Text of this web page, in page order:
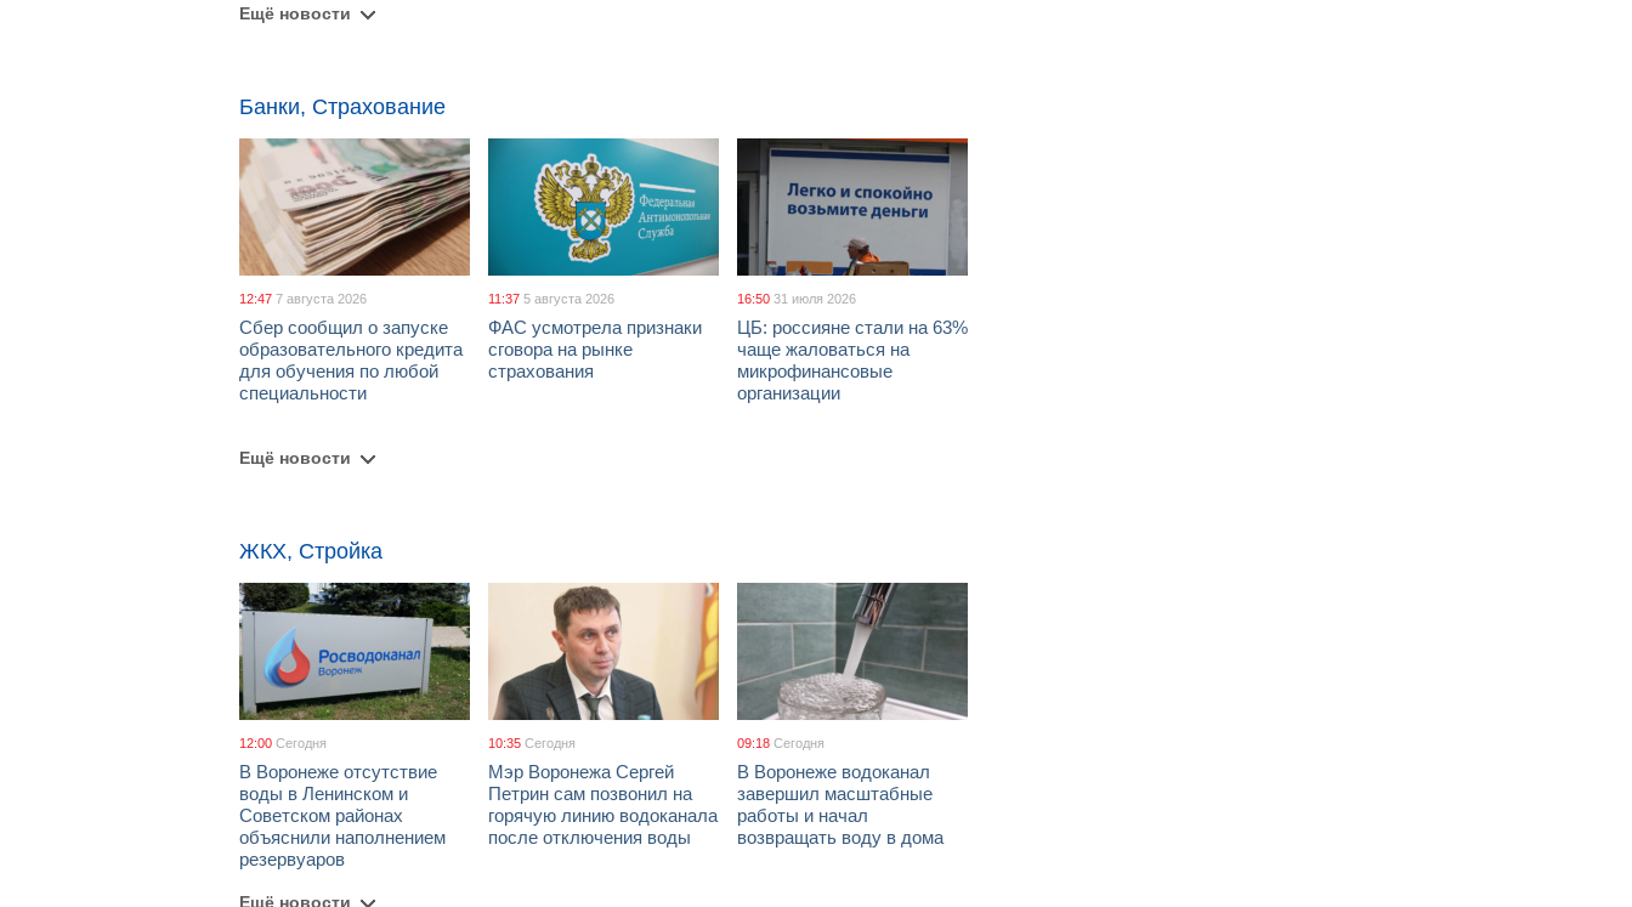
Ещё новости
Банки, Страхование
12:47 7 августа 2026
Сбер сообщил о запуске
образовательного кредита
для обучения по любой
специальности
11:37 5 августа 2026
ФАС усмотрела признаки
сговора на рынке
страхования
16:50 31 июля 2026
ЦБ: россияне стали на 63%
чаще жаловаться на
микрофинансовые
организации
Ещё новости
ЖКХ, Стройка
12:00 Сегодня
В Воронеже отсутствие
воды в Ленинском и
Советском районах
объяснили наполнением
резервуаров
10:35 Сегодня
Мэр Воронежа Сергей
Петрин сам позвонил на
горячую линию водоканала
после отключения воды
09:18 Сегодня
В Воронеже водоканал
завершил масштабные
работы и начал
возвращать воду в дома
Ещё новости